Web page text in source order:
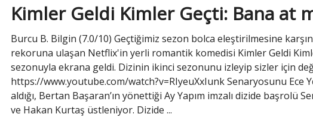
Kimler Geldi Kimler Geçti: Bana at
Burcu B. Bilgin (7.0/10) Geçtiğimiz sezon bolca eleştirilmesine
rekoruna ulaşan Netflix'in yerli romantik komedisi Kimler Geldi
sezonuyla ekrana geldi. Dizinin ikinci sezonunu izleyip sizler için
https://www.youtube.com/watch?v=RIyeuXxIunk Senaryosunu Ece
aldığı, Bertan Başaran’ın yönettiği Ay Yapım imzalı dizide başrolü
ve Hakan Kurtaş üstleniyor. Dizide ...